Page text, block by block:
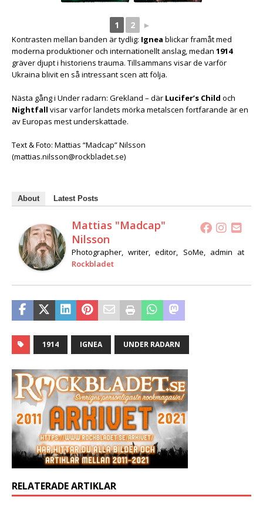
1 2 ►
Kontrasten mellan banden är tydlig: Ignea blickar framåt med
moderna produktioner och internationellt anslag, medan 1914
gräver djupt i historiens trauma. Tillsammans visar de varför
Ukraina blivit en så intressant scen att följa.
Nästa gång i Under radarn: Grekland – där Lucifer’s Child och
Nightfall visar varför landets mörka metalscen fortfarande är en
av Europas mest underskattade.
Text & Foto: Mattias “Madcap” Nilsson
(mattias.nilsson@rockbladet.se)
About Latest Posts
Mattias "Madcap"
Nilsson
Photographer, writer, editor, SoMe, admin at
Rockbladet
1914 IGNEA UNDER RADARN
RELATERADE ARTIKLAR